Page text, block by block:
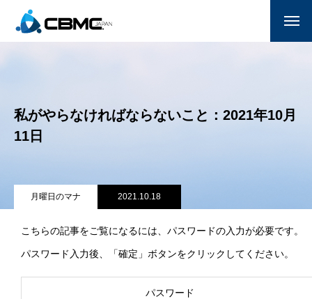
月曜日のマナ
献金
サポーター一覧(企業/教会)
私がやらなければならないこと：2021年10月
11日
月曜日のマナ 2021.10.18
こちらの記事をご覧になるには、パスワードの入力が必要です。
パスワード入力後、「確定」ボタンをクリックしてください。
パスワード